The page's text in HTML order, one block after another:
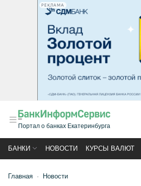
РЕКЛАМА
Портал о банках Екатеринбурга
БАНКИ НОВОСТИ КУРСЫ ВАЛЮТ
Главная Новости